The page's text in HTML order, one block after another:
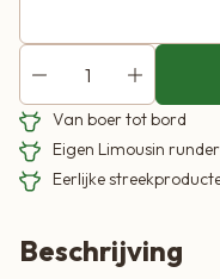
Van boer tot bord
Eigen Limousin
Eerlijke
Beschrijving